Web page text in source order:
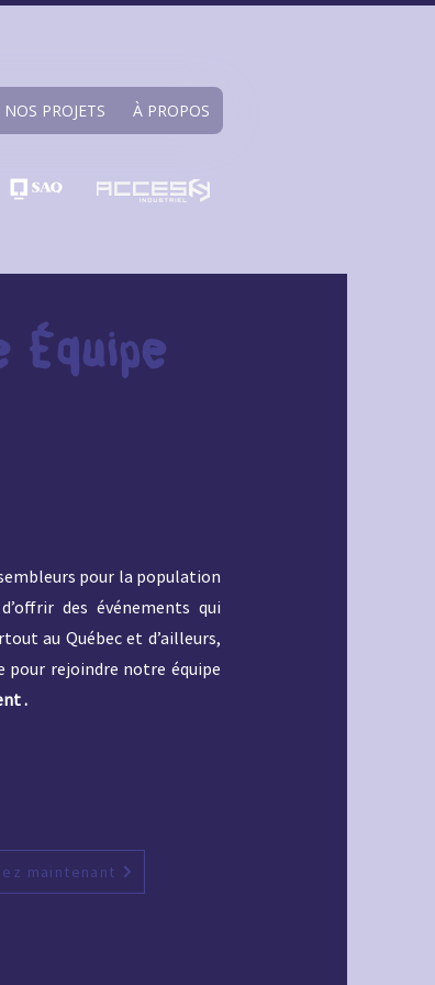
NOS PROJETS À PROPOS
Équipe
pour la population
des événements qui
au Québec et d’ailleurs,
pour rejoindre notre équipe
.
maintenant